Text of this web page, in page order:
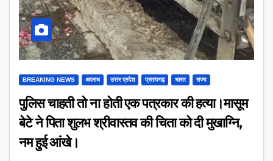
BREAKING NEWS अपराध उत्तर प्रदेश प्रतापगढ़ भारत राज्य
पुलिस चाहती तो ना होती एक पत्रकार की हत्या।मासूम
बेटे ने पिता शुलभ श्रीवास्तव की चिता को दी मुखाग्नि,
नम हुई आंखे।